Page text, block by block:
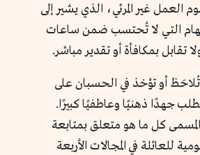
العمل غير المرئي، الذي يشير إلى
التي لا تُحتسب ضمن ساعات
تقابل بمكافأة أو تقدير مباشر.
أو تؤخذ في الحسبان على
جهدًا ذهنيًا وعاطفيًا كبيرًا.
كل ما هو متعلق بمتابعة
للعائلة في المجالات الأربعة